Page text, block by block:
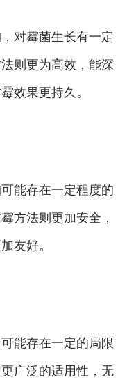
对霉菌生长有一定
则更为高效，能深
效果更持久。
能存在一定程度的
方法则更加安全，
友好。
能存在一定的局限
广泛的适用性，无